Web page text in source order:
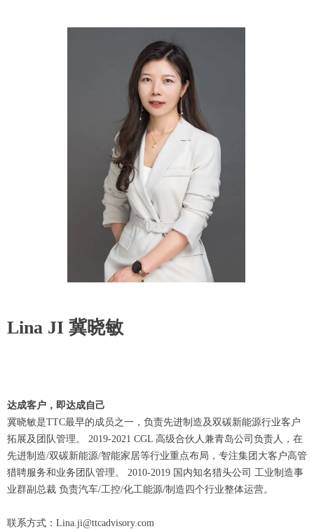
Lina JI 冀晓敏
达成客户，即达成自己
冀晓敏是TTC最早的成员之一，负责先进制造及双碳新能源行业客户
拓展及团队管理。 2019-2021 CGL 高级合伙人兼青岛公司负责人，在
先进制造/双碳新能源/智能家居等行业重点布局，专注集团大客户高管
猎聘服务和业务团队管理。 2010-2019 国内知名猎头公司 工业制造事
业群副总裁 负责汽车/工控/化工能源/制造四个行业整体运营。
联系方式：Lina.ji@ttcadvisory.com